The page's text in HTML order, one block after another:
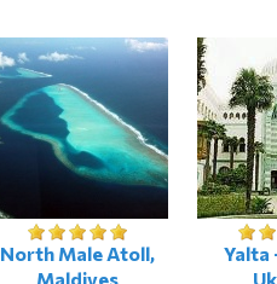
North Male Atoll,
Maldives
Yalta